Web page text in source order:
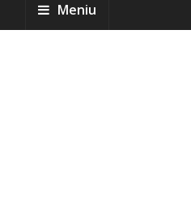
Meniu